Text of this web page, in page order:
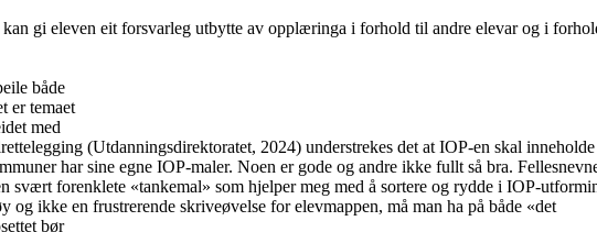
gi eleven eit forsvarleg utbytte av opplæringa i forhold til andre elevar og i
både
er temaet
med
(Utdanningsdirektoratet, 2024) understrekes det at IOP-en skal
har sine egne IOP-maler. Noen er gode og andre ikke fullt så bra.
forenklete «tankemal» som hjelper meg med å sortere og rydde i IOP-
ikke en frustrerende skriveøvelse for elevmappen, må man ha på både «det
bør